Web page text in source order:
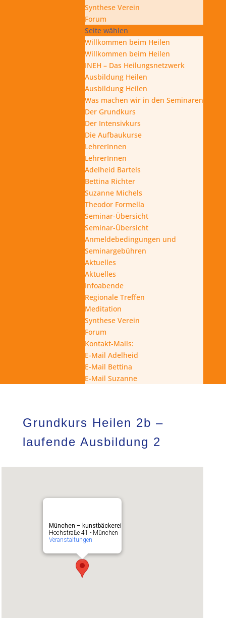
Synthese Verein
Forum
Seite wählen
Willkommen beim Heilen
Willkommen beim Heilen
INEH – Das Heilungsnetzwerk
Ausbildung Heilen
Ausbildung Heilen
Was machen wir in den Seminaren
Der Grundkurs
Der Intensivkurs
Die Aufbaukurse
LehrerInnen
LehrerInnen
Adelheid Bartels
Bettina Richter
Suzanne Michels
Theodor Formella
Seminar-Übersicht
Seminar-Übersicht
Anmeldebedingungen und
Seminargebühren
Aktuelles
Aktuelles
Infoabende
Regionale Treffen
Meditation
Synthese Verein
Forum
Kontakt-Mails:
E-Mail Adelheid
E-Mail Bettina
E-Mail Suzanne
Grundkurs Heilen 2b –
laufende Ausbildung 2
München – kunstbäckerei
Hochstraße 41 - München
Veranstaltungen